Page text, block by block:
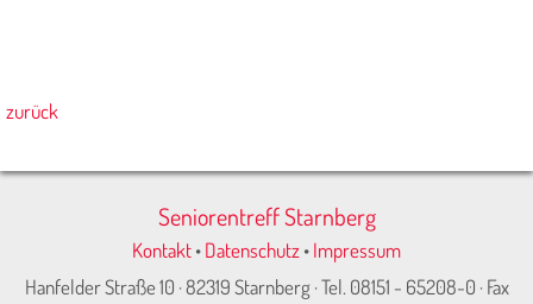
zurück
Seniorentreff Starnberg
Kontakt•Datenschutz•Impressum
Hanfelder Straße 10 · 82319 Starnberg · Tel. 08151 - 65208-0 · Fax